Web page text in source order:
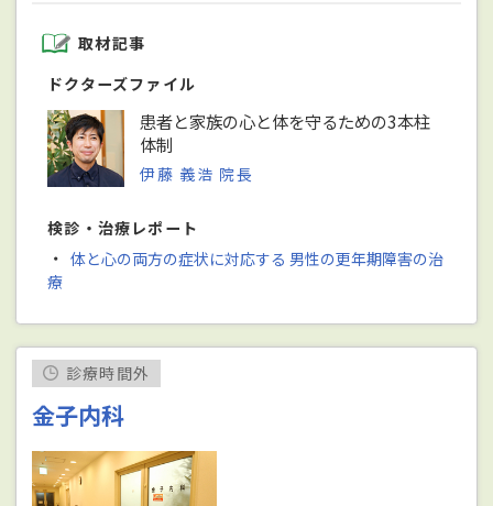
取材記事
ドクターズファイル
患者と家族の心と体を守るための3本柱
体制
伊藤 義浩 院長
検診・治療レポート
・ 体と心の両方の症状に対応する 男性の更年期障害の治
療
診療時間外
金子内科